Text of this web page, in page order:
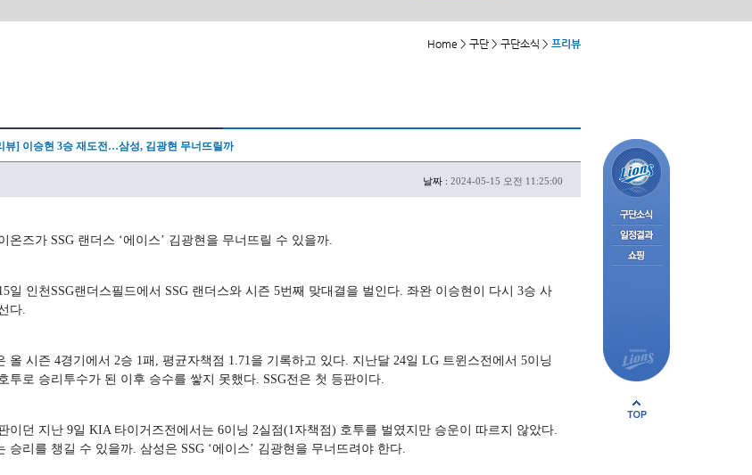
Home > 구단 > 구단소식 > 프리뷰
뷰] 이승현 3승 재도전…삼성, 김광현 무너뜨릴까
날짜 : 2024-05-15 오전 11:25:00
온즈가 SSG 랜더스 ‘에이스’ 김광현을 무너뜨릴 수 있을까.
일 인천SSG랜더스필드에서 SSG 랜더스와 시즌 5번째 맞대결을 벌인다. 좌완 이승현이 다시 3승 사
다.
올 시즌 4경기에서 2승 1패, 평균자책점 1.71을 기록하고 있다. 지난달 24일 LG 트윈스전에서 5이닝
투로 승리투수가 된 이후 승수를 쌓지 못했다. SSG전은 첫 등판이다.
이던 지난 9일 KIA 타이거즈전에서는 6이닝 2실점(1자책점) 호투를 벌였지만 승운이 따르지 않았다.
승리를 챙길 수 있을까. 삼성은 SSG ‘에이스’ 김광현을 무너뜨려야 한다.